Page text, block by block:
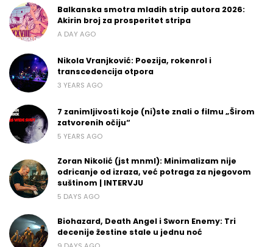
Balkanska smotra mladih strip autora 2026:
Akirin broj za prosperitet stripa
A DAY AGO
Nikola Vranjković: Poezija, rokenrol i
transcedencija otpora
3 YEARS AGO
7 zanimljivosti koje (ni)ste znali o filmu „Širom
zatvorenih očiju“
5 YEARS AGO
Zoran Nikolić (jst mnml): Minimalizam nije
odricanje od izraza, već potraga za njegovom
suštinom | INTERVJU
5 DAYS AGO
Biohazard, Death Angel i Sworn Enemy: Tri
decenije žestine stale u jednu noć